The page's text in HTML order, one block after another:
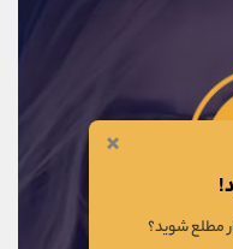
×
مطلع شوید؟